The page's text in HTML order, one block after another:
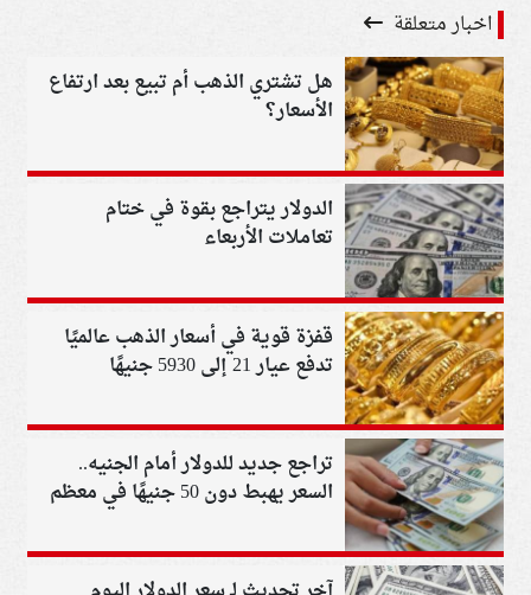
اخبار متعلقة
هل تشتري الذهب أم تبيع بعد ارتفاع
الأسعار؟
الدولار يتراجع بقوة في ختام
تعاملات الأربعاء
قفزة قوية في أسعار الذهب عالميًا
تدفع عيار 21 إلى 5930 جنيهًا
تراجع جديد للدولار أمام الجنيه..
السعر يهبط دون 50 جنيهًا في معظم